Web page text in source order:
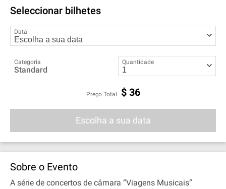
Seleccionar bilhetes
Data
Categoria
Standard
Quantidade
Preço Total $ 36
Escolha a sua data
Sobre o Evento
A série de concertos de câmara “Viagens Musicais”